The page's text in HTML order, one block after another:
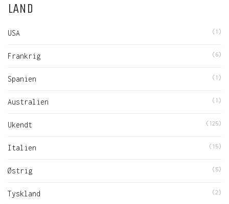
LAND
USA (1)
Frankrig (6)
Spanien (1)
Australien (1)
Ukendt (125)
Italien (15)
Østrig (5)
Tyskland (2)